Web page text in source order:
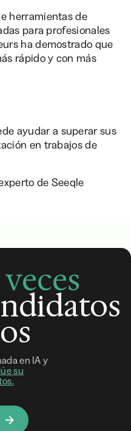
herramientas de
para profesionales
ha demostrado que
rápido y con más
ayudar a superar sus
en trabajos de
de Seeqle
veces
en IA y
su